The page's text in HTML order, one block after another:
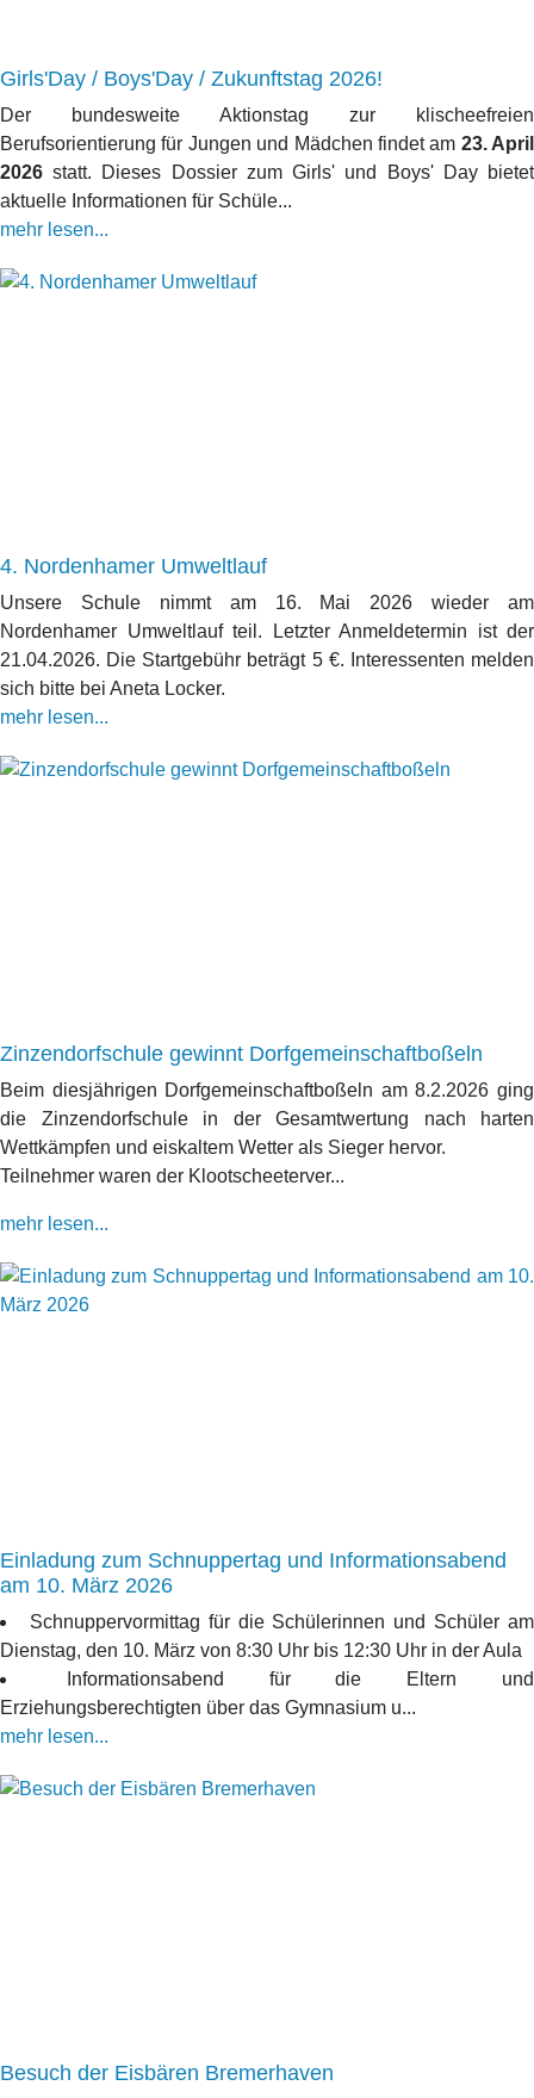
Girls'Day / Boys'Day / Zukunftstag 2026!
Der bundesweite Aktionstag zur klischeefreien
Berufsorientierung für Jungen und Mädchen findet am 23. April
2026 statt. Dieses Dossier zum Girls' und Boys' Day bietet
aktuelle Informationen für Schüle...
mehr lesen...
4. Nordenhamer Umweltlauf
Unsere Schule nimmt am 16. Mai 2026 wieder am
Nordenhamer Umweltlauf teil. Letzter Anmeldetermin ist der
21.04.2026. Die Startgebühr beträgt 5 €. Interessenten melden
sich bitte bei Aneta Locker.
mehr lesen...
Zinzendorfschule gewinnt Dorfgemeinschaftboßeln
Beim diesjährigen Dorfgemeinschaftboßeln am 8.2.2026 ging
die Zinzendorfschule in der Gesamtwertung nach harten
Wettkämpfen und eiskaltem Wetter als Sieger hervor.
Teilnehmer waren der Klootscheeterver...
mehr lesen...
Einladung zum Schnuppertag und Informationsabend
am 10. März 2026
Schnuppervormittag für die Schülerinnen und Schüler am
Dienstag, den 10. März von 8:30 Uhr bis 12:30 Uhr in der Aula
Informationsabend für die Eltern und
Erziehungsberechtigten über das Gymnasium u...
mehr lesen...
Besuch der Eisbären Bremerhaven